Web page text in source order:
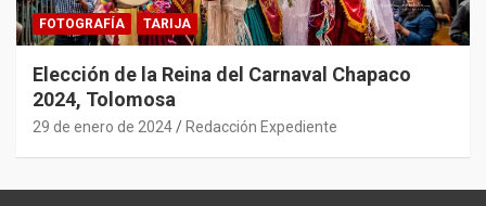
FOTOGRAFÍA TARIJA
Elección de la Reina del Carnaval Chapaco
2024, Tolomosa
29 de enero de 2024 Redacción Expediente